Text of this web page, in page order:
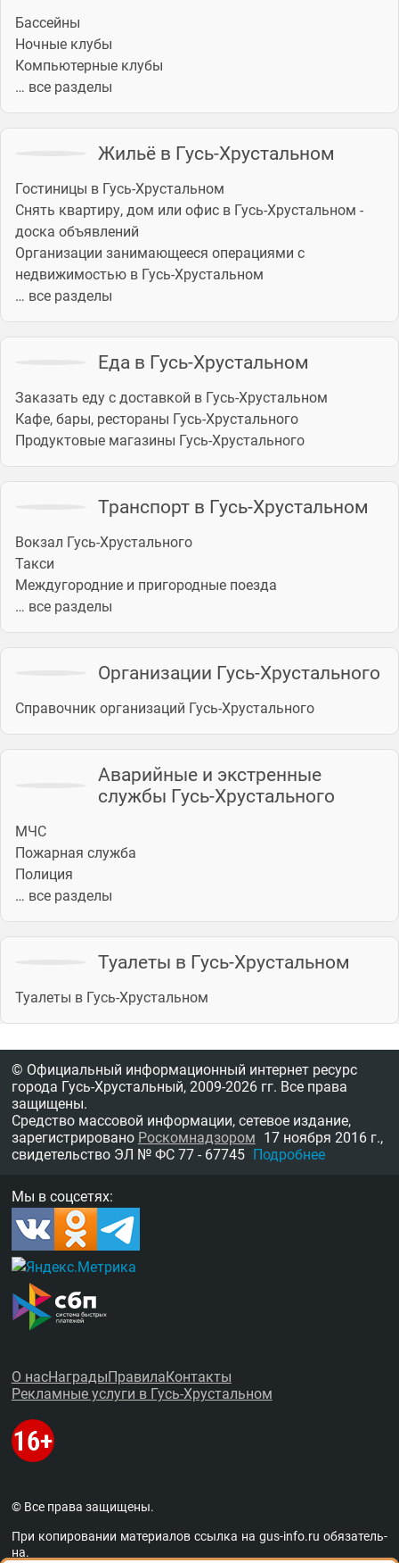
Бассейны
Ночные клубы
Компьютерные клубы
… все разделы
Жильё в Гусь-Хрустальном
Гостиницы в Гусь-Хрустальном
Снять квартиру, дом или офис в Гусь-Хрустальном -
доска объявлений
Организации занимающееся операциями с
недвижимостью в Гусь-Хрустальном
… все разделы
Еда в Гусь-Хрустальном
Заказать еду с доставкой в Гусь-Хрустальном
Кафе, бары, рестораны Гусь-Хрустального
Продуктовые магазины Гусь-Хрустального
Транспорт в Гусь-Хрустальном
Вокзал Гусь-Хрустального
Такси
Междугородние и пригородные поезда
… все разделы
Организации Гусь-Хрустального
Справочник организаций Гусь-Хрустального
Аварийные и экстренные
службы Гусь-Хрустального
МЧС
Пожарная служба
Полиция
… все разделы
Туалеты в Гусь-Хрустальном
Туалеты в Гусь-Хрустальном
© Официальный информационный интернет ресурс
города Гусь-Хрустальный, 2009-2026 гг. Все права
защищены.
Средство массовой информации, сетевое издание,
зарегистрировано Роскомнадзором 17 ноября 2016 г.,
свидетельство ЭЛ № ФС 77 - 67745 Подробнее
Мы в соцсетях:
О насНаградыПравилаКонтакты
Рекламные услуги в Гусь-Хрустальном
© Все права защищены.
При копировании материалов ссыл­ка наgus-info.ru обя­за­тель­
на.